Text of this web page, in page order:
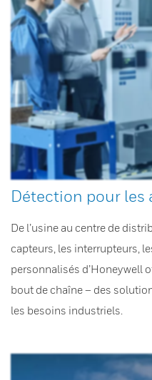
Détection pour
De l’usine au centre de
capteurs, les interrupteurs,
personnalisés d’Honeywell
bout de chaîne – des
les besoins industriels.